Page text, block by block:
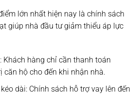
lớn nhất hiện nay là chính sách
giúp nhà đầu tư giảm thiểu áp lực
Khách hàng chỉ cần thanh toán
căn hộ cho đến khi nhận nhà.
dài:Chính sách hỗ trợ vay lên đến